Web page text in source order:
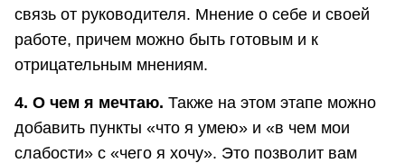
связь от руководителя. Мнение о себе и своей
работе, причем можно быть готовым и к
отрицательным мнениям.
4. О чем я мечтаю. Также на этом этапе можно
добавить пункты «что я умею» и «в чем мои
слабости» с «чего я хочу». Это позволит вам